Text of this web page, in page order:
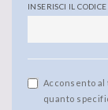
INSERISCI IL
Acconsento
quanto